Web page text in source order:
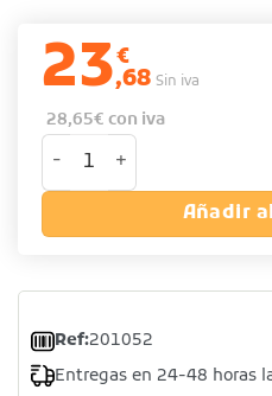
23€
,68 Sin iva
28,65€ con iva
Cubitera acero inoxidable
Añadir
Ref:201052
Entregas en 24-48 horas